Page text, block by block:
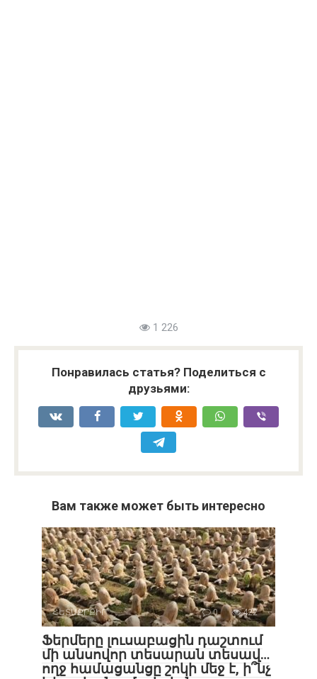
1 226
Понравилась статья? Поделиться с
друзьями:
Вам также может быть интересно
ՀԵՏԱՔՐՔԻՐ 0 422
Ֆերմերը լուսաբացին դաշտում
մի անսովոր տեսարան տեսավ…
ողջ համացանցը շոկի մեջ է, ի՞նչ